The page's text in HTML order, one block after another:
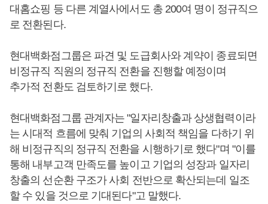
대홈쇼핑 등 다른 계열사에서도 총 200여 명이 정규직으
로 전환된다.
현대백화점그룹은 파견 및 도급회사와 계약이 종료되면
비정규직 직원의 정규직 전환을 진행할 예정이며
추가적 전환도 검토하기로 했다.
현대백화점그룹 관계자는 "일자리창출과 상생협력이라
는 시대적 흐름에 맞춰 기업의 사회적 책임을 다하기 위
해 비정규직의 정규직 전환을 시행하기로 했다"며 "이를
통해 내부고객 만족도를 높이고 기업의 성장과 일자리
창출의 선순환 구조가 사회 전반으로 확산되는데 일조
할 수 있을 것으로 기대된다"고 말했다.